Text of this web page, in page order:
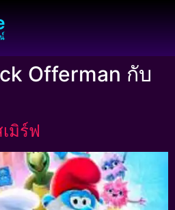
Offerman กับ
มิร์ฟ